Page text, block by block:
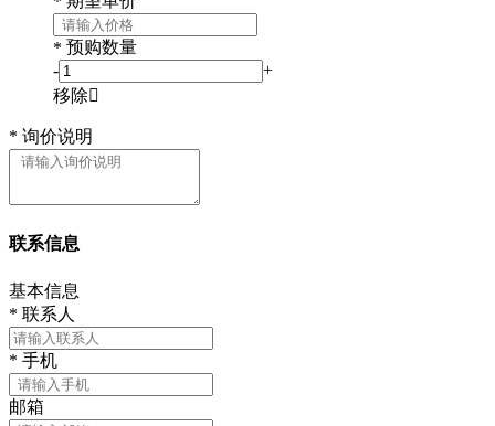
* 预购数量
-
+
移除
* 询价说明
联系信息
基本信息
* 联系人
* 手机
邮箱